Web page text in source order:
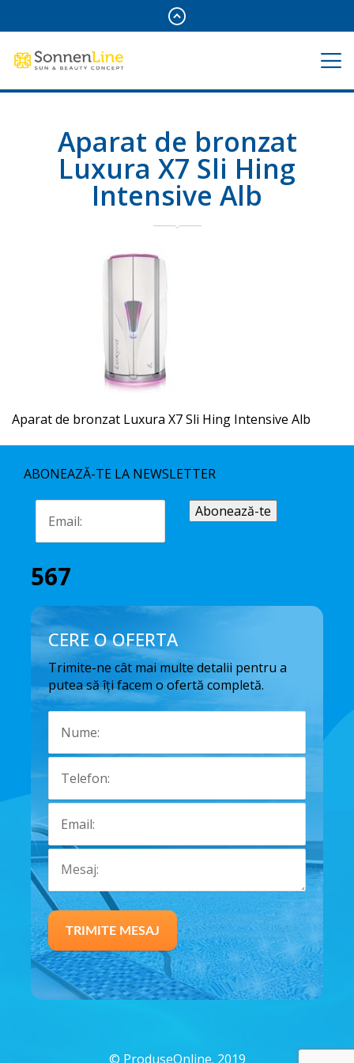
Aparat de bronzat
Luxura X7 Sli Hing
Intensive Alb
Aparat de bronzat Luxura X7 Sli Hing Intensive Alb
ABONEAZĂ-TE LA NEWSLETTER
567
CERE O OFERTA
Trimite-ne cât mai multe detalii pentru a
putea să îți facem o ofertă completă.
© ProduseOnline. 2019